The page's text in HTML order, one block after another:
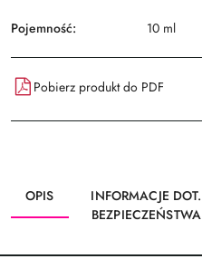
Pojemność: 10 ml
Pobierz produkt do PDF
OPIS
INFORMACJE DOT.
BEZPIECZEŃSTWA